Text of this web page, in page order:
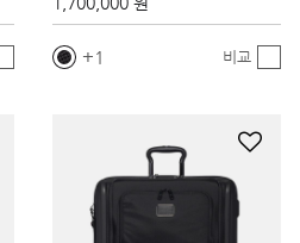
1 비교